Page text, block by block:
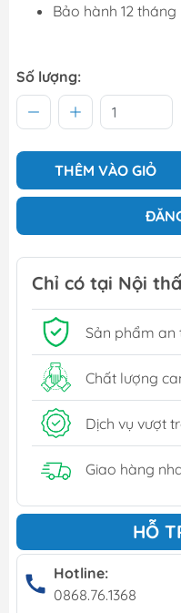
Bảo hành 12 tháng
Số lượng:
THÊM VÀO GIỎ
Chỉ có tại Nội
Sản phẩm an
Chất lượng
Dịch vụ vượt
Giao hàng
HỖ
Hotline:
0868.76.1368